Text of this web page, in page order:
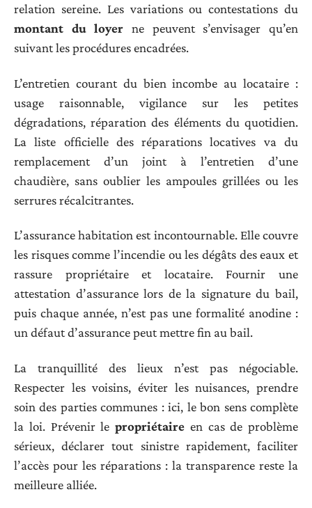
relation sereine. Les variations ou contestations du
montant du loyer ne peuvent s’envisager qu’en
suivant les procédures encadrées.
L’entretien courant du bien incombe au locataire :
usage raisonnable, vigilance sur les petites
dégradations, réparation des éléments du quotidien.
La liste officielle des réparations locatives va du
remplacement d’un joint à l’entretien d’une
chaudière, sans oublier les ampoules grillées ou les
serrures récalcitrantes.
L’assurance habitation est incontournable. Elle couvre
les risques comme l’incendie ou les dégâts des eaux et
rassure propriétaire et locataire. Fournir une
attestation d’assurance lors de la signature du bail,
puis chaque année, n’est pas une formalité anodine :
un défaut d’assurance peut mettre fin au bail.
La tranquillité des lieux n’est pas négociable.
Respecter les voisins, éviter les nuisances, prendre
soin des parties communes : ici, le bon sens complète
la loi. Prévenir le propriétaire en cas de problème
sérieux, déclarer tout sinistre rapidement, faciliter
l’accès pour les réparations : la transparence reste la
meilleure alliée.